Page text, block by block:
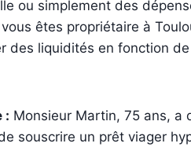
ou simplement des
êtes propriétaire à
des liquidités en fonction
: Monsieur Martin, 75 ans, a
souscrire un prêt viager